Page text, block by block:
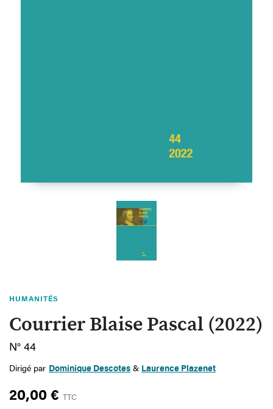
HUMANITÉS
Courrier Blaise Pascal (2022)
N° 44
Dirigé par Dominique Descotes & Laurence Plazenet
20,00 € TTC